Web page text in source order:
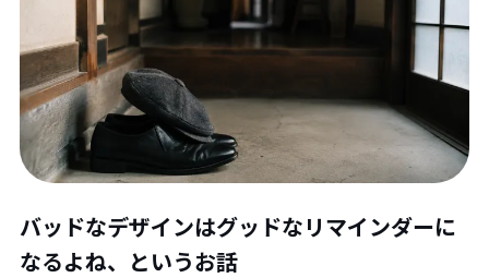
バッドなデザインはグッドなリマインダーに
なるよね、というお話